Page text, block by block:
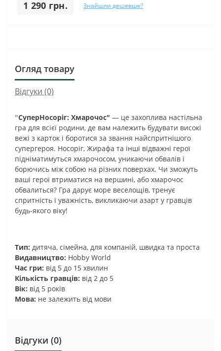
1 290 грн. Знайшли дешевше?
Огляд товару
Відгуки (0)
"СуперНосоріг: Хмарочос" — це захоплива настільна
гра для всієї родини, де вам належить будувати високі
вежі з карток і боротися за звання найспритнішого
супергероя. Носоріг, Жирафа та інші відважні герої
підніматимуться хмарочосом, уникаючи обвалів і
борючись між собою на різних поверхах. Чи зможуть
ваші герої втриматися на вершині, або хмарочос
обвалиться? Гра дарує море веселощів, тренує
спритність і уважність, викликаючи азарт у гравців
будь-якого віку!
Тип: дитяча, сімейна, для компаній, швидка та проста
Видавництво: Hobby World
Час гри: від 5 до 15 хвилин
Кількість гравців: від 2 до 5
Вік: від 5 років
Мова: не залежить від мови
Відгуки (0)